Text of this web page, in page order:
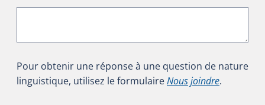
Pour obtenir une réponse à une question de nature
linguistique, utilisez le formulaireNous joindre.